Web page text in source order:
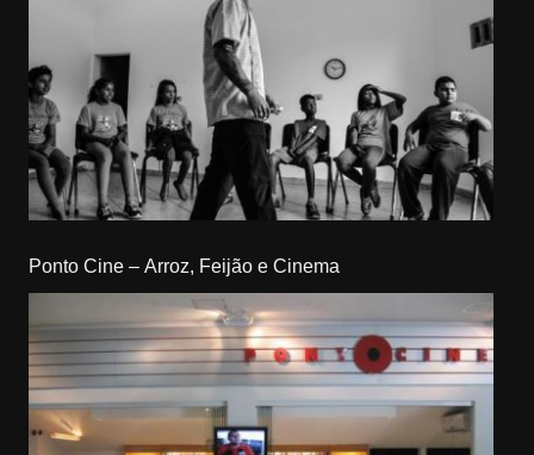
Ponto Cine – Arroz, Feijão e Cinema